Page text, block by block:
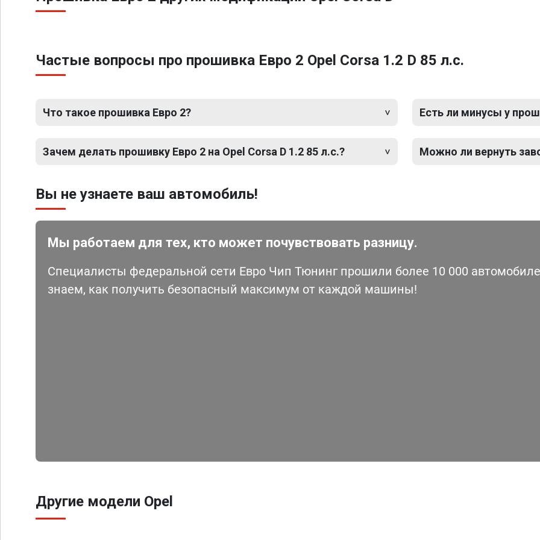
Частые вопросы про прошивка Евро 2 Opel Corsa 1.2 D 85 л.с.
Что такое прошивка Евро 2?
Зачем делать прошивку Евро 2 на Opel Corsa D 1.2 85 л.с.?
Есть ли минусы у
Можно ли вернуть
Вы не узнаете ваш автомобиль!
Мы работаем для тех, кто может почувствовать разницу.
Специалисты федеральной сети Евро Чип Тюнинг прошили более 10 000
знаем, как получить безопасный максимум от каждой машины!
Другие модели Opel